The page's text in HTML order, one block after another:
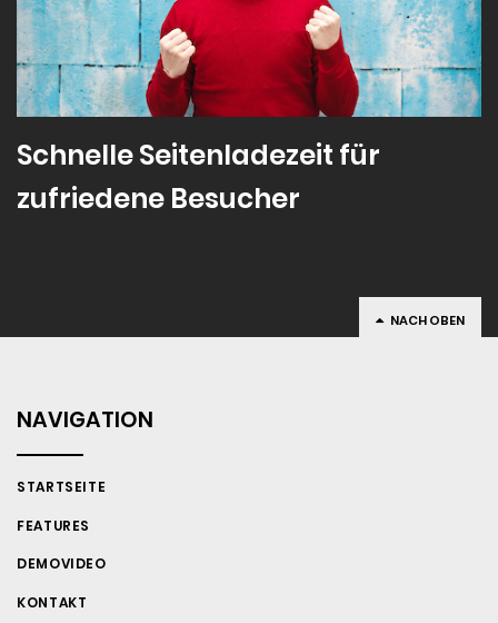
Schnelle Seitenladezeit für
zufriedene Besucher
NACH OBEN
NAVIGATION
STARTSEITE
FEATURES
DEMOVIDEO
KONTAKT